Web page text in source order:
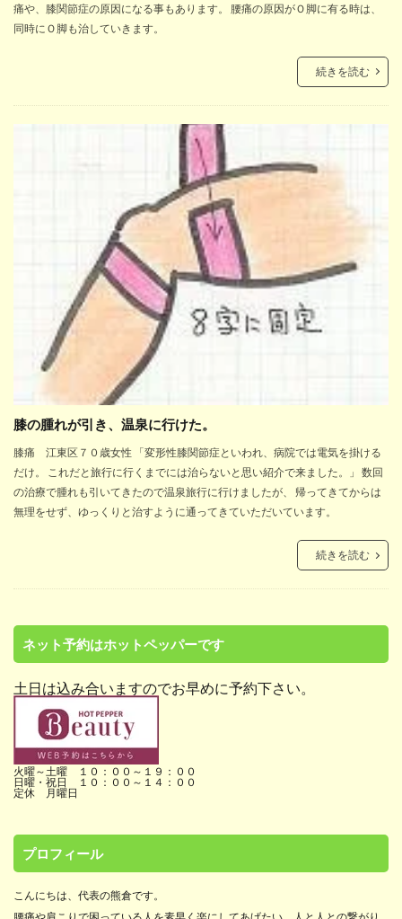
痛や、膝関節症の原因になる事もあります。 腰痛の原因がＯ脚に有る時は、
同時にＯ脚も治していきます。
続きを読む
膝の腫れが引き、温泉に行けた。
膝痛 江東区７０歳女性 「変形性膝関節症といわれ、病院では電気を掛ける
だけ。 これだと旅行に行くまでには治らないと思い紹介で来ました。」 数回
の治療で腫れも引いてきたので温泉旅行に行けましたが、 帰ってきてからは
無理をせず、ゆっくりと治すように通ってきていただいています。
続きを読む
ネット予約はホットペッパーです
土日は込み合いますのでお早めに予約下さい。
火曜～土曜 １０：００～１９：００
日曜・祝日 １０：００～１４：００
定休 月曜日
プロフィール
こんにちは、代表の熊倉です。